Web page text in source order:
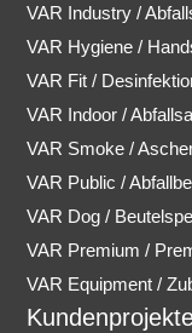
VAR Industry /
VAR Hygiene /
VAR Fit /
VAR Indoor /
VAR Smoke /
VAR Public /
VAR Dog /
VAR Premium /
VAR Equipment /